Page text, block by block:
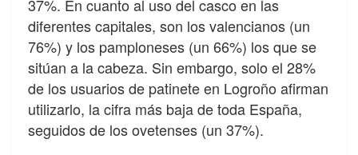
37%. En cuanto al uso del casco en las
diferentes capitales, son los valencianos (un
76%) y los pamploneses (un 66%) los que se
sitúan a la cabeza. Sin embargo, solo el 28%
de los usuarios de patinete en Logroño afirman
utilizarlo, la cifra más baja de toda España,
seguidos de los ovetenses (un 37%).